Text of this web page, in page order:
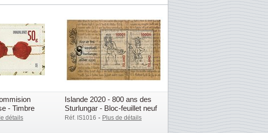
- Timbre
détails
Islande 2020 - 800 ans des
Sturlungar - Bloc-feuillet neuf
Réf. IS1016 - Plus de détails